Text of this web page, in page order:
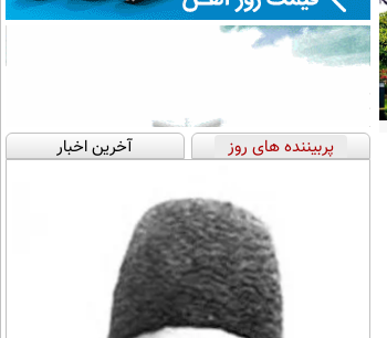
پربیننده های روز آخرین اخبار